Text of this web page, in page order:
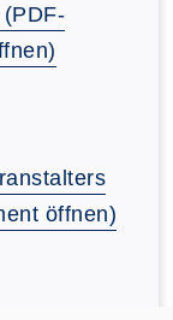
öffnen)